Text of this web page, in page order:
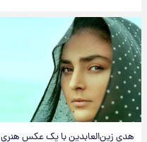
هدی زین‌العابدین با یک عکس هنری